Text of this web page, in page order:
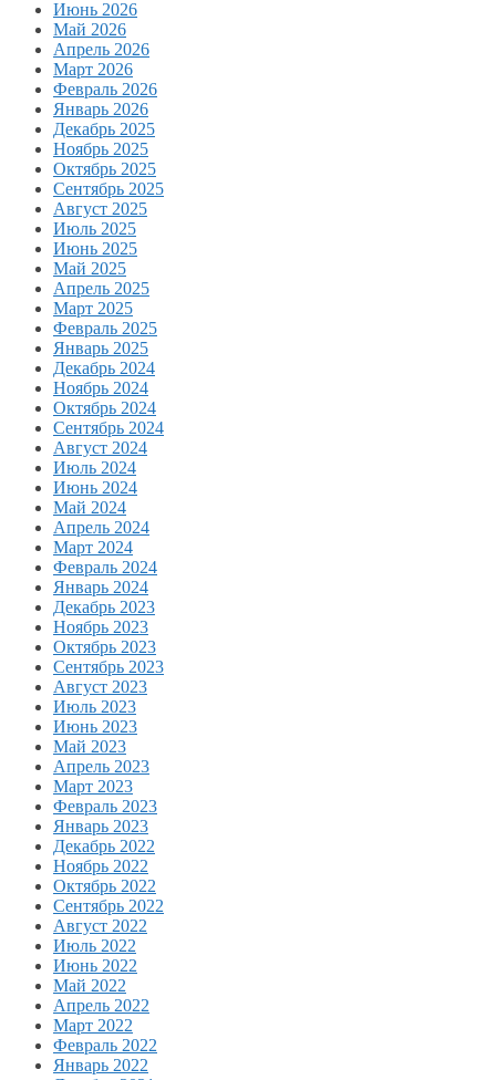
Июнь 2026
Май 2026
Апрель 2026
Март 2026
Февраль 2026
Январь 2026
Декабрь 2025
Ноябрь 2025
Октябрь 2025
Сентябрь 2025
Август 2025
Июль 2025
Июнь 2025
Май 2025
Апрель 2025
Март 2025
Февраль 2025
Январь 2025
Декабрь 2024
Ноябрь 2024
Октябрь 2024
Сентябрь 2024
Август 2024
Июль 2024
Июнь 2024
Май 2024
Апрель 2024
Март 2024
Февраль 2024
Январь 2024
Декабрь 2023
Ноябрь 2023
Октябрь 2023
Сентябрь 2023
Август 2023
Июль 2023
Июнь 2023
Май 2023
Апрель 2023
Март 2023
Февраль 2023
Январь 2023
Декабрь 2022
Ноябрь 2022
Октябрь 2022
Сентябрь 2022
Август 2022
Июль 2022
Июнь 2022
Май 2022
Апрель 2022
Март 2022
Февраль 2022
Январь 2022